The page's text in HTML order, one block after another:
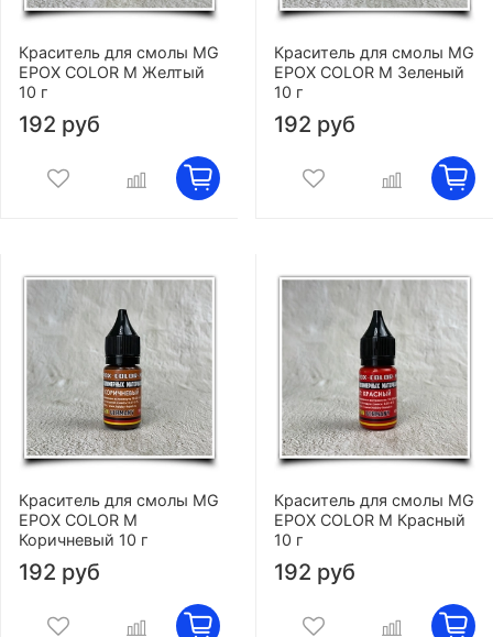
Краситель для смолы MG
EPOX COLOR M Желтый
10 г
192 руб
Краситель для смолы MG
EPOX COLOR M Зеленый
10 г
192 руб
Краситель для смолы MG
EPOX COLOR M
Коричневый 10 г
192 руб
Краситель для смолы MG
EPOX COLOR M Красный
10 г
192 руб